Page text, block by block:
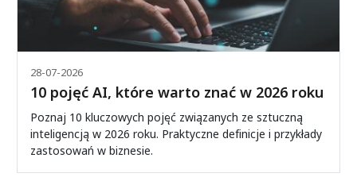
28-07-2026
10 pojęć AI, które warto znać w 2026 roku
Poznaj 10 kluczowych pojęć związanych ze sztuczną
inteligencją w 2026 roku. Praktyczne definicje i przykłady
zastosowań w biznesie.